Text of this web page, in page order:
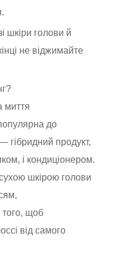
шкіри голови й
не віджимайте
миття
до
гібридний продукт,
і кондиціонером.
шкірою голови
того, щоб
від самого